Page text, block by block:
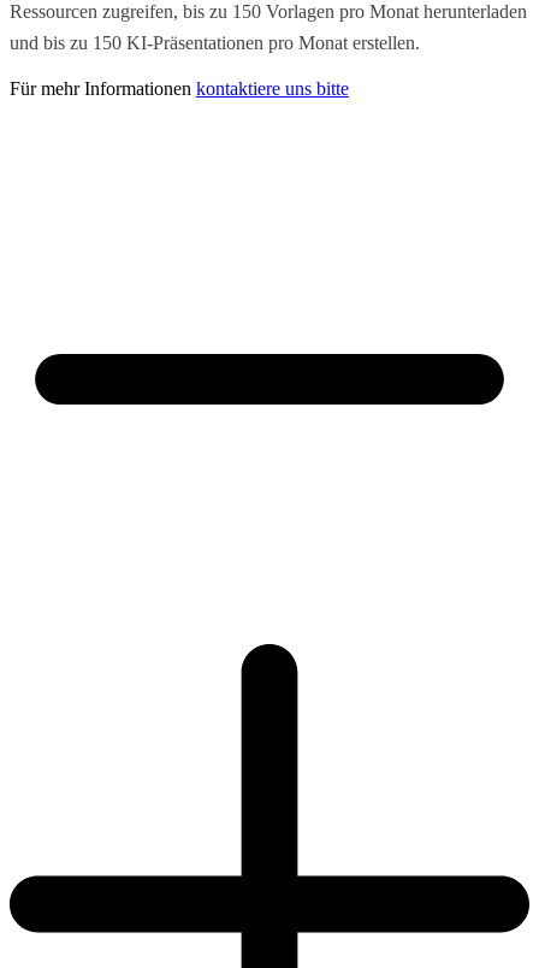
Ressourcen zugreifen, bis zu 150 Vorlagen pro Monat herunterladen
und bis zu 150 KI-Präsentationen pro Monat erstellen.
Für mehr Informationen kontaktiere uns bitte